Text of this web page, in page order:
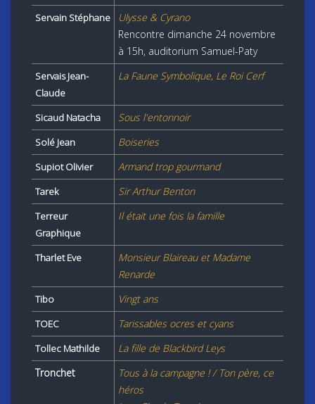
Servain Stéphane
Ulysse & Cyrano
Rencontre dimanche 24 novembre
à 15h, auditorium Samuel-Paty
Servais Jean-
Claude
La Faune Symbolique, Le Roi Cerf
Sicaud Natacha Sous l'entonnoir
Solé Jean Boiseries
Supiot Olivier Armand trop gourmand
Tarek Sir Arthur Benton
Terreur
Graphique
Il était une fois la famille
Tharlet Eve
Monsieur Blaireau et Madame
Renarde
Tibo Vingt ans
TOEC Tarissables ocres et cyans
Tollec Mathilde
La fille de Blackbird Leys
Tronchet
Tous à la campagne ! / Ton père, ce
héros